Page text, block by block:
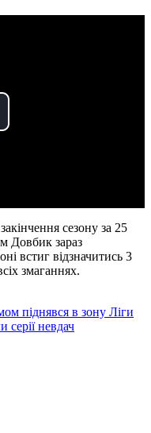
сезону за 25
Довбик зараз
встиг відзначитись 3
змаганнях.
піднявся в зону Ліги
серії невдач